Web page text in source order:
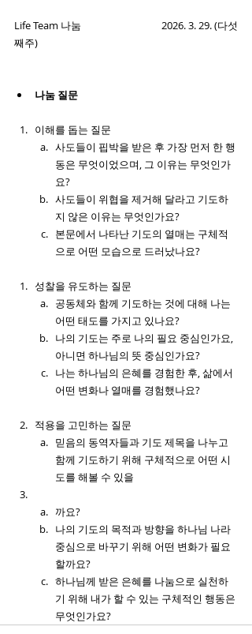
Life Team 나눔                                  2026. 3. 29. (다섯
째주)
나눔 질문
이해를 돕는 질문
사도들이 핍박을 받은 후 가장 먼저 한 행
동은 무엇이었으며, 그 이유는 무엇인가
요?
사도들이 위협을 제거해 달라고 기도하
지 않은 이유는 무엇인가요?
본문에서 나타난 기도의 열매는 구체적
으로 어떤 모습으로 드러났나요?
성찰을 유도하는 질문
공동체와 함께 기도하는 것에 대해 나는
어떤 태도를 가지고 있나요?
나의 기도는 주로 나의 필요 중심인가요,
아니면 하나님의 뜻 중심인가요?
나는 하나님의 은혜를 경험한 후, 삶에서
어떤 변화나 열매를 경험했나요?
적용을 고민하는 질문
믿음의 동역자들과 기도 제목을 나누고
함께 기도하기 위해 구체적으로 어떤 시
도를 해볼 수 있을
까요?
나의 기도의 목적과 방향을 하나님 나라
중심으로 바꾸기 위해 어떤 변화가 필요
할까요?
하나님께 받은 은혜를 나눔으로 실천하
기 위해 내가 할 수 있는 구체적인 행동은
무엇인가요?